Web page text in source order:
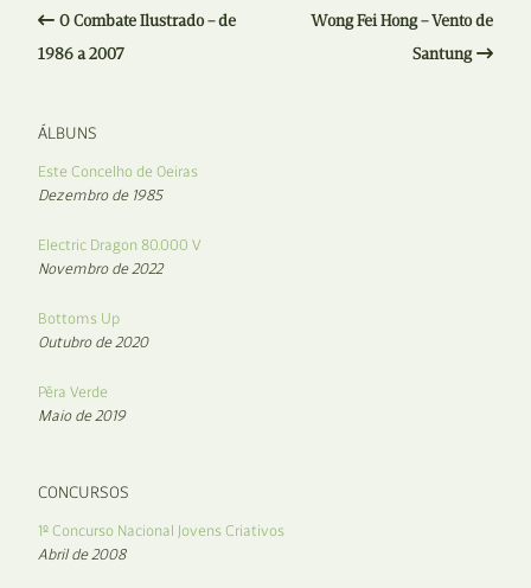
O Combate Ilustrado – de
1986 a 2007
Wong Fei Hong – Vento de
Santung
ÁLBUNS
Este Concelho de Oeiras
Dezembro de 1985
Electric Dragon 80.000 V
Novembro de 2022
Bottoms Up
Outubro de 2020
Pêra Verde
Maio de 2019
CONCURSOS
1º Concurso Nacional Jovens Criativos
Abril de 2008